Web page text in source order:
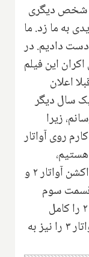
شخص دیگری
به ما زد. ما
دست دادیم. در
این فیلم
را قبلا اعلان
سال دیگر
زیرا
کارم روی آواتار
هستیم،
مجموعا حدود ۱۰ درصد از صحنه‌های اکشن آواتار ۲ و
قسمت سوم
است، بطوریکه تقریبا ۱۰۰ درصد آواتار ۲ را کامل
کرده‌ایم و به نوعی حدود ۹۵ درصد آواتار ۳ را نیز به